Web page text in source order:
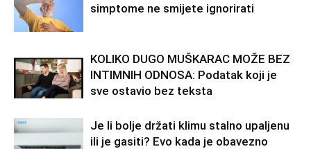
simptome ne smijete ignorirati
KOLIKO DUGO MUŠKARAC MOŽE BEZ
INTIMNIH ODNOSA: Podatak koji je
sve ostavio bez teksta
Je li bolje držati klimu stalno upaljenu
ili je gasiti? Evo kada je obavezno